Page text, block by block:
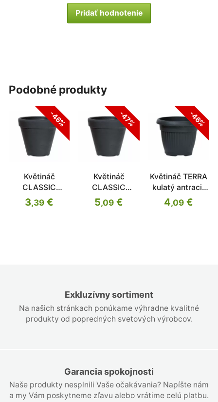
Exkluzívny sortiment
Na našich stránkach ponúkame výhradne kvalitné
produkty od popredných svetových výrobcov.
Garancia spokojnosti
Naše produkty nesplnili Vaše očakávania? Napíšte nám
a my Vám poskytneme zľavu alebo vrátime celú platbu.
Pridať hodnotenie
podobné produkty
-46%
Květináč
CLASSIC
antracit 30cm
3,39 €
-47%
Květináč
CLASSIC
antracit 40cm
5,09 €
-46%
Květináč TERRA
kulatý antracit
40cm
4,09 €